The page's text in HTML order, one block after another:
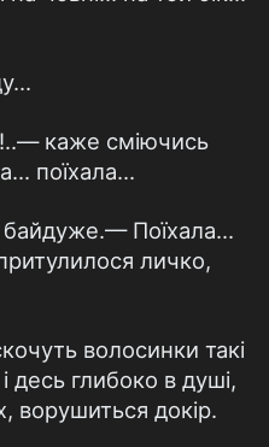
каже сміючись
поїхала...
Поїхала...
личко,
волосинки такі
десь глибоко в душі,
ворушиться докір.